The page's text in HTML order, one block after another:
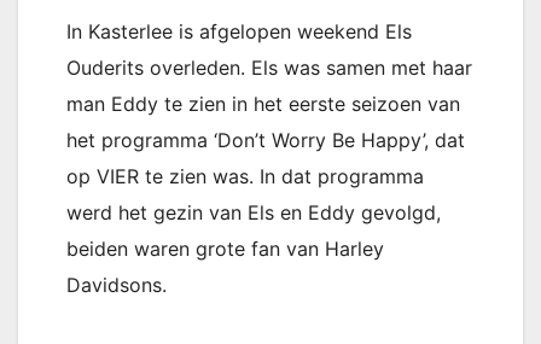
In Kasterlee is afgelopen weekend Els
Ouderits overleden. Els was samen met haar
man Eddy te zien in het eerste seizoen van
het programma ‘Don’t Worry Be Happy’, dat
op VIER te zien was. In dat programma
werd het gezin van Els en Eddy gevolgd,
beiden waren grote fan van Harley
Davidsons.